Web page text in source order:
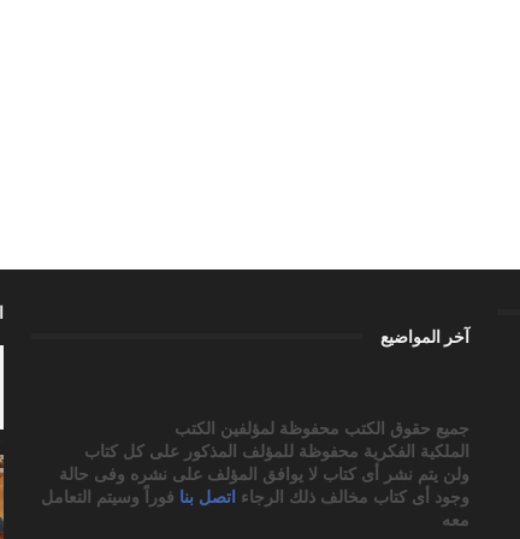
آخر المواضيع
جميع حقوق الكتب محفوظة لمؤلفين الكتب
الملكية الفكرية محفوظة للمؤلف المذكور على كل كتاب
ولن يتم نشر أى كتاب لا يوافق المؤلف على نشره وفى حالة
وجود أى كتاب مخالف ذلك الرجاء اتصل بنا فوراً وسيتم التعامل
معه